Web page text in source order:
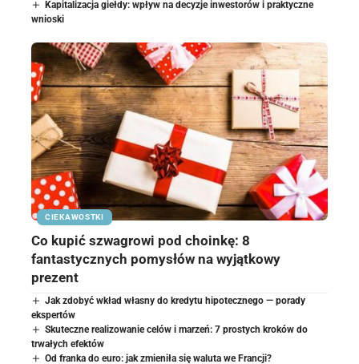
Kapitalizacja giełdy: wpływ na decyzje inwestorów i praktyczne
wnioski
CIEKAWOSTKI
Co kupić szwagrowi pod choinkę: 8
fantastycznych pomysłów na wyjątkowy
prezent
Jak zdobyć wkład własny do kredytu hipotecznego — porady
ekspertów
Skuteczne realizowanie celów i marzeń: 7 prostych kroków do
trwałych efektów
Od franka do euro: jak zmieniła się waluta we Francji?